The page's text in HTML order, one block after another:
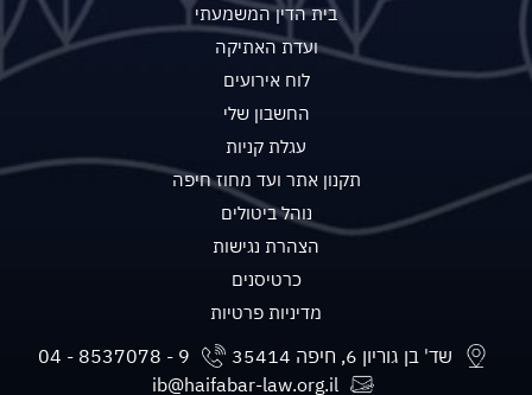
בית הדין המשמעתי
ועדת האתיקה
לוח אירועים
החשבון שלי
עגלת קניות
תקנון אתר ועד מחוז חיפה
נוהל ביטולים
הצהרת נגישות
כרטיסנים
מדיניות פרטיות
שד' בן גוריון 6, חיפה 35414
ib@haifabar-law.org.il